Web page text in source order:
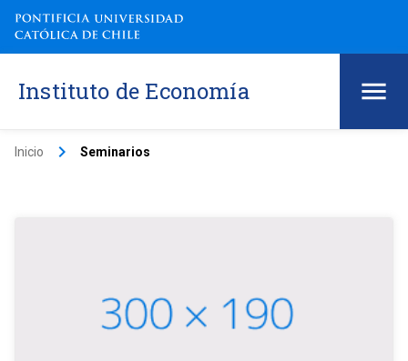
Instituto de Economía
Inicio keyboard_arrow_right Seminarios